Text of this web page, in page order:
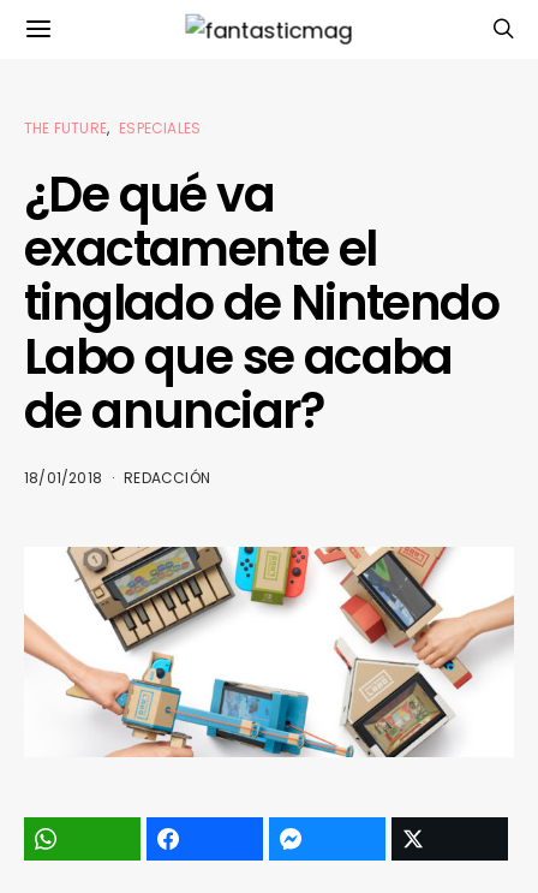
THE FUTURE ESPECIALES
¿De qué va
exactamente el
tinglado de Nintendo
Labo que se acaba
de anunciar?
18/01/2018 REDACCIÓN